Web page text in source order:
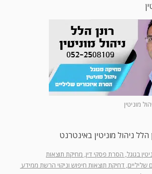
מוניטין
ניהול מוניטין באינטרנט
בגוגל, הסרת פסקי דין, מחיקת תוצאות
שליליים, דחיקת תוצאות חיפוש וניקוי הרשת ממידע